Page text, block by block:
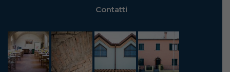
Contatti